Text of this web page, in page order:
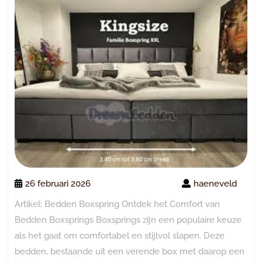
26 februari 2026
haeneveld
Artikel: Bedden Boxspring Ontdek het Comfort van
Bedden Boxsprings Boxsprings zijn een populaire keuze
als het gaat om comfortabel en stijlvol slapen. Deze
bedden, bestaande uit een verende box met daarop een